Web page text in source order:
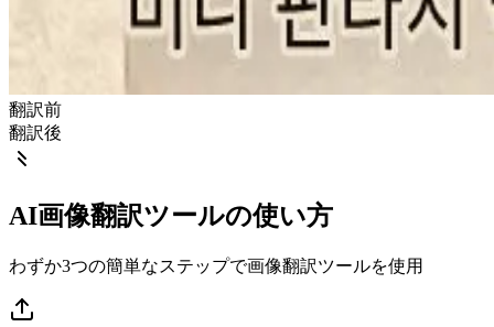
翻訳前
翻訳後
AI画像翻訳ツールの使い方
わずか3つの簡単なステップで画像翻訳ツールを使用